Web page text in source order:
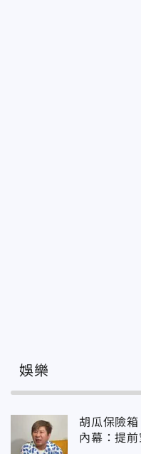
娛樂
胡瓜保險
內幕：提